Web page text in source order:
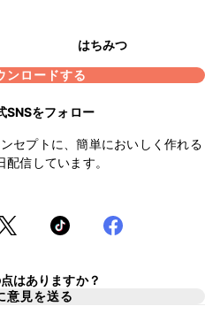
はちみつ
ンロードする
SNSをフォロー
セプトに、簡単においしく作れる
信しています。
はありますか？
意見を送る